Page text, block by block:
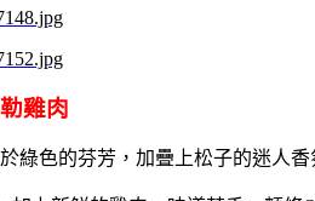
雞肉
綠色的芬芳，加疊上松子的迷人香